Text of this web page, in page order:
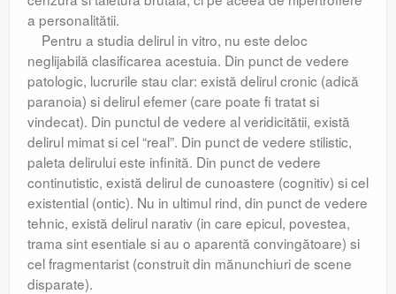
a personalitătii.
Pentru a studia delirul in vitro, nu este deloc
neglijabilă clasificarea acestuia. Din punct de vedere
patologic, lucrurile stau clar: există delirul cronic (adică
paranoia) si delirul efemer (care poate fi tratat si
vindecat). Din punctul de vedere al veridicitătii, există
delirul mimat si cel “real”. Din punct de vedere stilistic,
paleta delirului este infinită. Din punct de vedere
continutistic, există delirul de cunoastere (cognitiv) si cel
existential (ontic). Nu in ultimul rind, din punct de vedere
tehnic, există delirul narativ (in care epicul, povestea,
trama sint esentiale si au o aparentă convingătoare) si
cel fragmentarist (construit din mănunchiuri de scene
disparate).